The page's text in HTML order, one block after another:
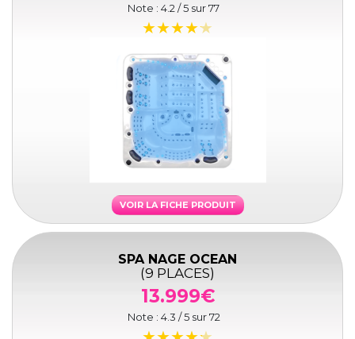
Note : 4.2 / 5 sur77
VOIR LA FICHE PRODUIT
SPA NAGE OCEAN
(9 PLACES)
13.999€
Note : 4.3 / 5 sur72